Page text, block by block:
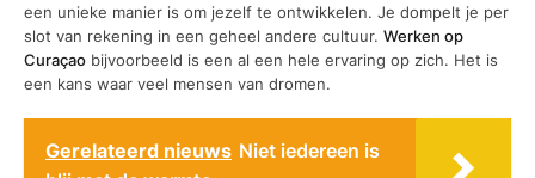
een unieke manier is om jezelf te ontwikkelen. Je dompelt je per
slot van rekening in een geheel andere cultuur. Werken op
Curaçao bijvoorbeeld is een al een hele ervaring op zich. Het is
een kans waar veel mensen van dromen.
Gerelateerd nieuws Niet iedereen is